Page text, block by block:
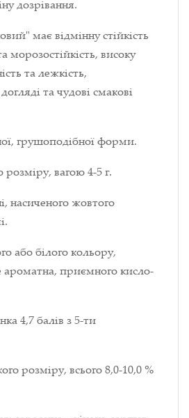
дозрівання.
має відмінну стійкість
морозостійкість, високу
та лежкість,
та чудові смакові
грушоподібної форми.
розміру, вагою 4-5 г.
насиченого жовтого
або білого кольору,
ароматна, приємного кисло-
4,7 балів з 5-ти
розміру, всього 8,0-10,0 %